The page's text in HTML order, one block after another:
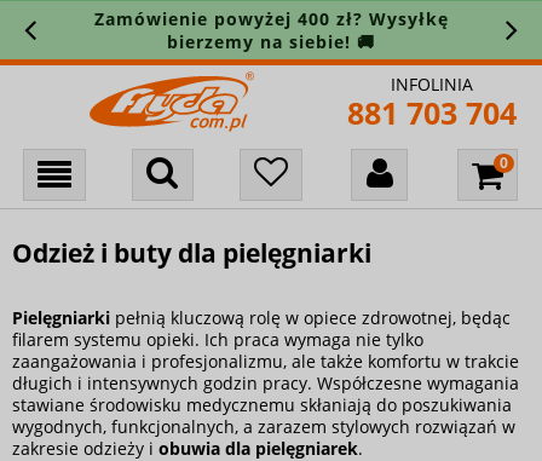
Zamówienie powyżej 400 zł? Wysyłkę
bierzemy na siebie! 🚚
INFOLINIA
881 703 704
Odzież i buty dla pielęgniarki
Pielęgniarki pełnią kluczową rolę w opiece zdrowotnej, będąc
filarem systemu opieki. Ich praca wymaga nie tylko
zaangażowania i profesjonalizmu, ale także komfortu w trakcie
długich i intensywnych godzin pracy. Współczesne wymagania
stawiane środowisku medycznemu skłaniają do poszukiwania
wygodnych, funkcjonalnych, a zarazem stylowych rozwiązań w
zakresie odzieży i obuwia dla pielęgniarek.